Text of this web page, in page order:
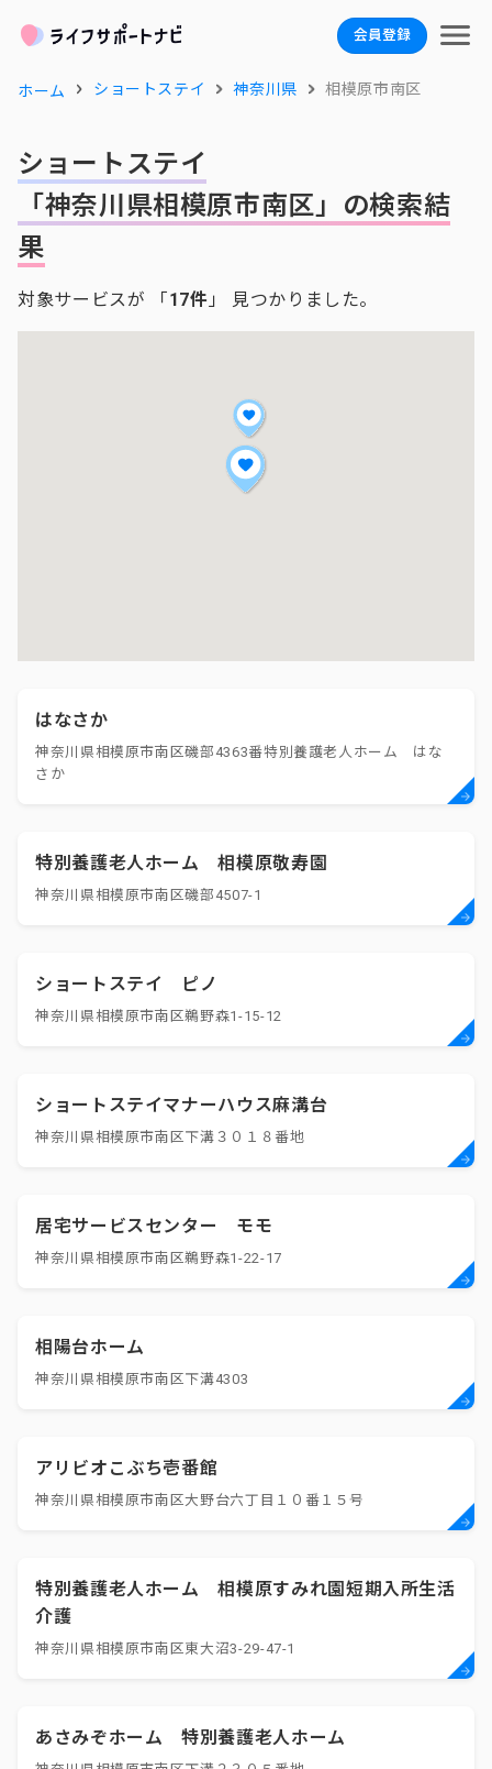
会員登録
ホーム ショートステイ 神奈川県 相模原市南区
ショートステイ
「神奈川県相模原市南区」の検索結
果
対象サービスが 「17件 」 見つかりました。
はなさか
神奈川県相模原市南区磯部4363番特別養護老人ホーム はな
さか
特別養護老人ホーム 相模原敬寿園
神奈川県相模原市南区磯部4507-1
ショートステイ ピノ
神奈川県相模原市南区鵜野森1-15-12
ショートステイマナーハウス麻溝台
神奈川県相模原市南区下溝３０１８番地
居宅サービスセンター モモ
神奈川県相模原市南区鵜野森1-22-17
相陽台ホーム
神奈川県相模原市南区下溝4303
アリビオこぶち壱番館
神奈川県相模原市南区大野台六丁目１０番１５号
特別養護老人ホーム 相模原すみれ園短期入所生活
介護
神奈川県相模原市南区東大沼3-29-47-1
あさみぞホーム 特別養護老人ホーム